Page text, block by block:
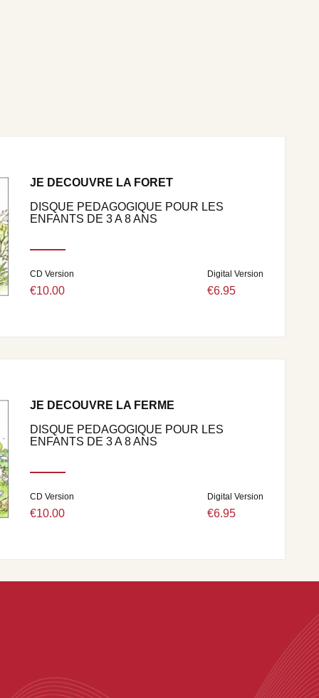
JE DECOUVRE LA FORET
DISQUE PEDAGOGIQUE POUR LES
ENFANTS DE 3 A 8 ANS
CD Version
€10.00
Digital Version
€6.95
JE DECOUVRE LA FERME
DISQUE PEDAGOGIQUE POUR LES
ENFANTS DE 3 A 8 ANS
CD Version
€10.00
Digital Version
€6.95